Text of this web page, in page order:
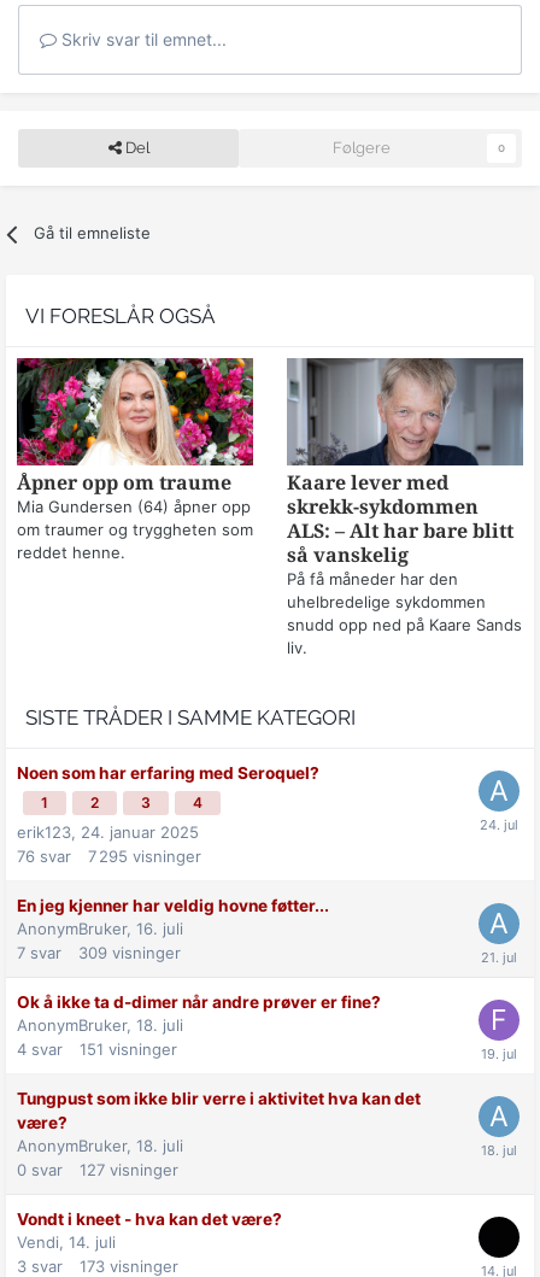
Skriv svar til emnet...
Del Følgere 0
Gå til emneliste
VI FORESLÅR OGSÅ
Åpner opp om traume
Mia Gundersen (64) åpner opp
om traumer og tryggheten som
reddet henne.
Kaare lever med
skrekk-sykdommen
ALS: – Alt har bare blitt
så vanskelig
På få måneder har den
uhelbredelige sykdommen
snudd opp ned på Kaare Sands
liv.
SISTE TRÅDER I SAMME KATEGORI
Noen som har erfaring med Seroquel?
1 2 3 4
erik123, 24. januar 2025
76 svar 7 295 visninger
En jeg kjenner har veldig hovne føtter...
AnonymBruker, 16. juli
7 svar 309 visninger
Ok å ikke ta d-dimer når andre prøver er fine?
AnonymBruker, 18. juli
4 svar 151 visninger
Tungpust som ikke blir verre i aktivitet hva kan det
være?
AnonymBruker, 18. juli
0 svar 127 visninger
Vondt i kneet - hva kan det være?
Vendi, 14. juli
3 svar 173 visninger